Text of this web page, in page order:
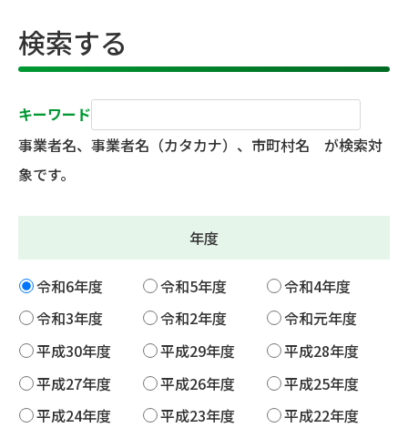
検索する
キーワード
事業者名、事業者名（カタカナ）、市町村名 が検索対
象です。
年度
令和6年度 令和5年度
令和4年度
令和3年度
令和2年度
令和元年度
平成30年度
平成29年度
平成28年度
平成27年度
平成26年度
平成25年度
平成24年度
平成23年度
平成22年度